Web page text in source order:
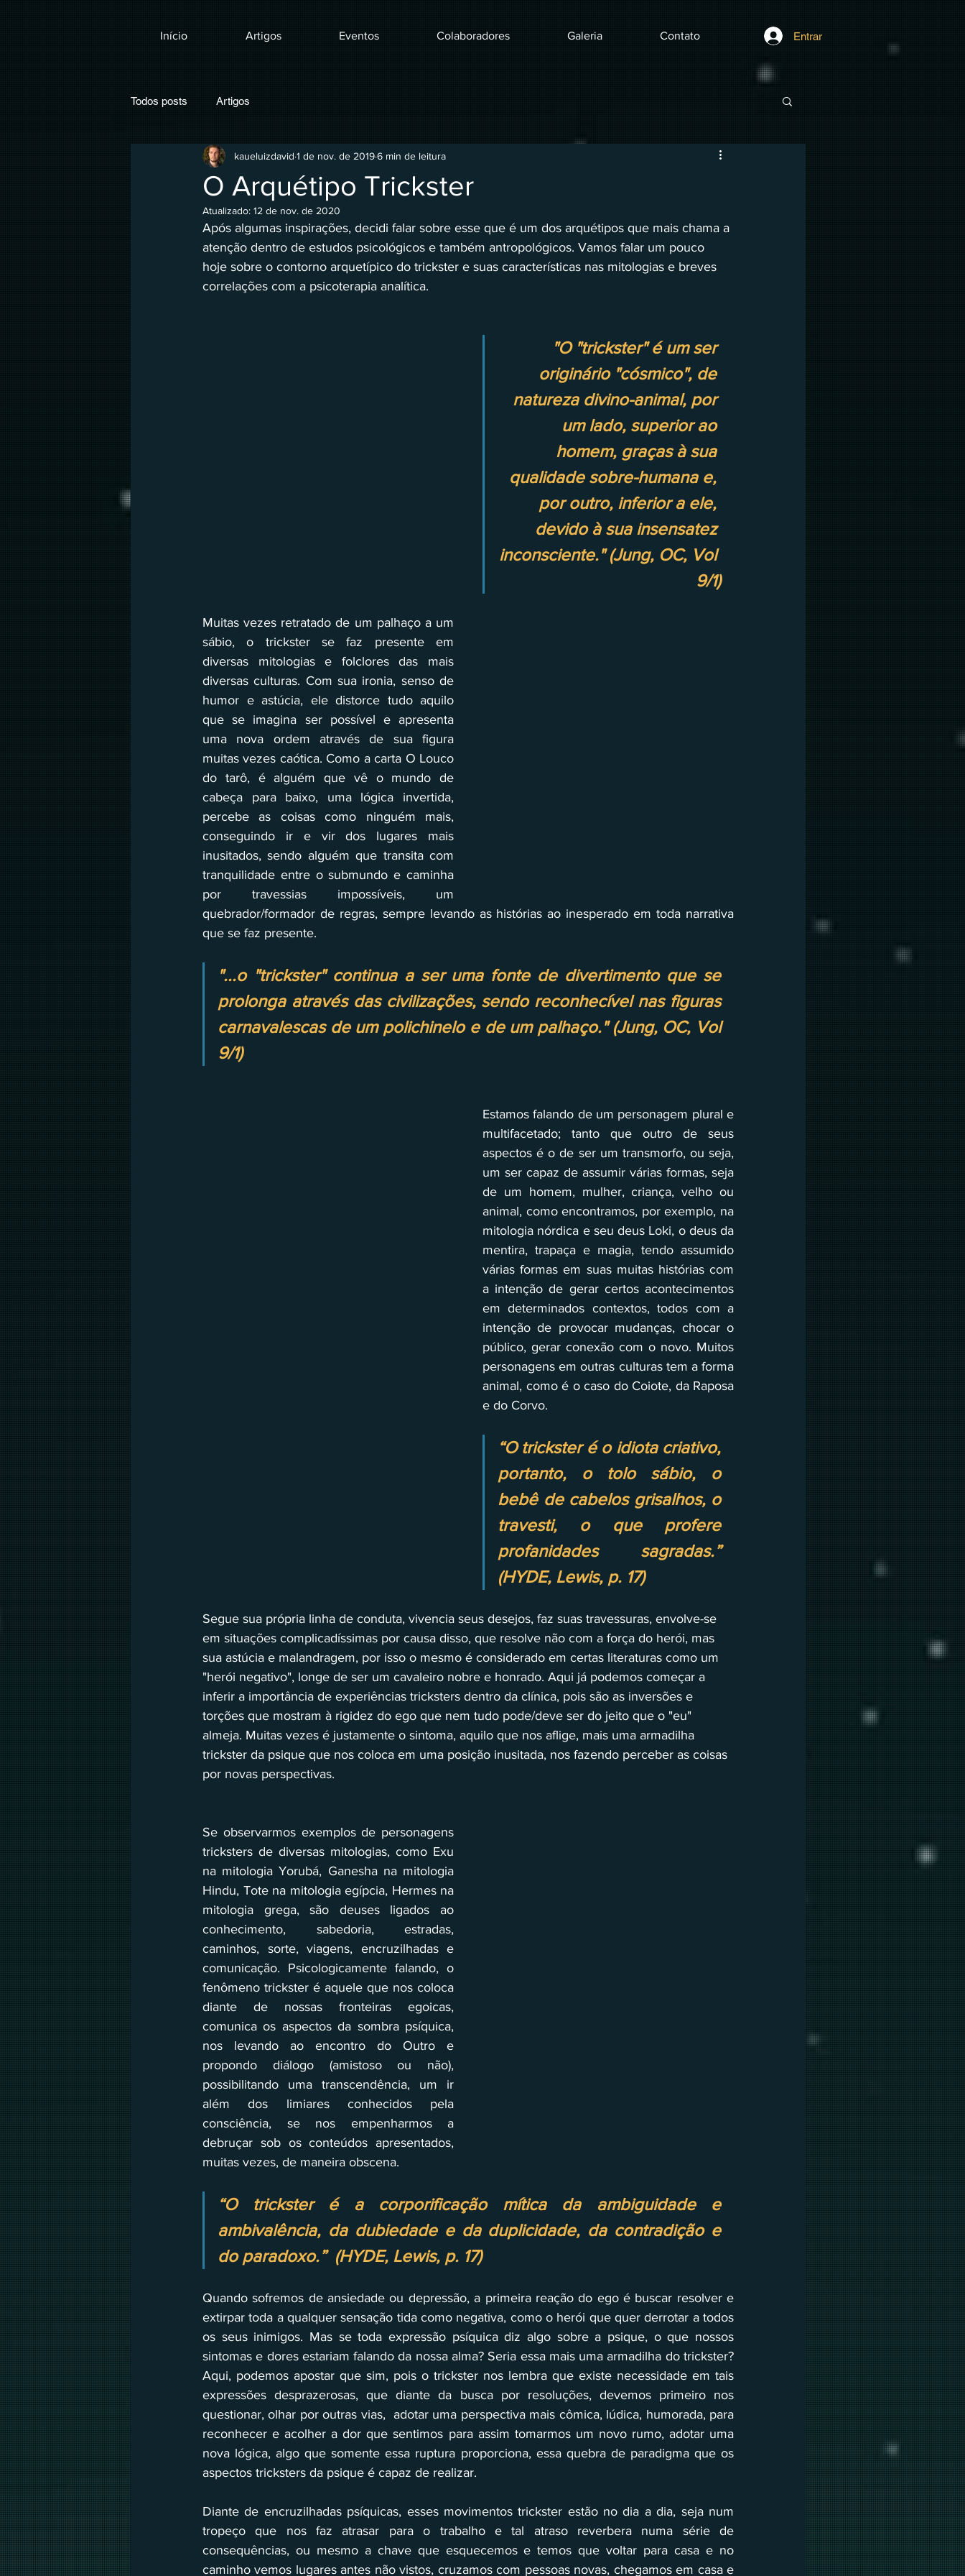
Início Artigos Eventos Colaboradores Galeria Contato Entrar
Todos posts Artigos
O Arquétipo Trickster
kaueluizdavid 1 de nov. de 20196 min de leitura
Atualizado: 12 de nov. de 2020
Após algumas inspirações, decidi falar sobre esse que é um dos arquétipos que mais chama a
atenção dentro de estudos psicológicos e também antropológicos. Vamos falar um pouco
hoje sobre o contorno arquetípico do trickster e suas características nas mitologias e breves
correlações com a psicoterapia analítica.
"O "trickster" é um ser
originário "cósmico", de
natureza divino-animal, por
um lado, superior ao
homem, graças à sua
qualidade sobre-humana e,
por outro, inferior a ele,
devido à sua insensatez
inconsciente." (Jung, OC, Vol
9/1)
Muitas vezes retratado de um palhaço a um
sábio, o trickster se faz presente em
diversas mitologias e folclores das mais
diversas culturas. Com sua ironia, senso de
humor e astúcia, ele distorce tudo aquilo
que se imagina ser possível e apresenta
uma nova ordem através de sua figura
muitas vezes caótica. Como a carta O Louco
do tarô, é alguém que vê o mundo de
cabeça para baixo, uma lógica invertida,
percebe as coisas como ninguém mais,
conseguindo ir e vir dos lugares mais
inusitados, sendo alguém que transita com
tranquilidade entre o submundo e caminha
por travessias impossíveis, um
quebrador/formador de regras, sempre levando as histórias ao inesperado em toda narrativa
que se faz presente.
"...o "trickster" continua a ser uma fonte de divertimento que se
prolonga através das civilizações, sendo reconhecível nas figuras
carnavalescas de um polichinelo e de um palhaço." (Jung, OC, Vol
9/1)
Estamos falando de um personagem plural e
multifacetado; tanto que outro de seus
aspectos é o de ser um transmorfo, ou seja,
um ser capaz de assumir várias formas, seja
de um homem, mulher, criança, velho ou
animal, como encontramos, por exemplo, na
mitologia nórdica e seu deus Loki, o deus da
mentira, trapaça e magia, tendo assumido
várias formas em suas muitas histórias com
a intenção de gerar certos acontecimentos
em determinados contextos, todos com a
intenção de provocar mudanças, chocar o
público, gerar conexão com o novo. Muitos
personagens em outras culturas tem a forma
animal, como é o caso do Coiote, da Raposa
e do Corvo.
“O trickster é o idiota criativo,
portanto, o tolo sábio, o
bebê de cabelos grisalhos, o
travesti, o que profere
profanidades sagradas.”
(HYDE, Lewis, p. 17)
Segue sua própria linha de conduta, vivencia seus desejos, faz suas travessuras, envolve-se
em situações complicadíssimas por causa disso, que resolve não com a força do herói, mas
sua astúcia e malandragem, por isso o mesmo é considerado em certas literaturas como um
"herói negativo", longe de ser um cavaleiro nobre e honrado. Aqui já podemos começar a
inferir a importância de experiências tricksters dentro da clínica, pois são as inversões e
torções que mostram à rigidez do ego que nem tudo pode/deve ser do jeito que o "eu"
almeja. Muitas vezes é justamente o sintoma, aquilo que nos aflige, mais uma armadilha
trickster da psique que nos coloca em uma posição inusitada, nos fazendo perceber as coisas
por novas perspectivas.
Se observarmos exemplos de personagens
tricksters de diversas mitologias, como Exu
na mitologia Yorubá, Ganesha na mitologia
Hindu, Tote na mitologia egípcia, Hermes na
mitologia grega, são deuses ligados ao
conhecimento, sabedoria, estradas,
caminhos, sorte, viagens, encruzilhadas e
comunicação. Psicologicamente falando, o
fenômeno trickster é aquele que nos coloca
diante de nossas fronteiras egoicas,
comunica os aspectos da sombra psíquica,
nos levando ao encontro do Outro e
propondo diálogo (amistoso ou não),
possibilitando uma transcendência, um ir
além dos limiares conhecidos pela
consciência, se nos empenharmos a
debruçar sob os conteúdos apresentados,
muitas vezes, de maneira obscena.
“O trickster é a corporificação mítica da ambiguidade e
ambivalência, da dubiedade e da duplicidade, da contradição e
do paradoxo.”  (HYDE, Lewis, p. 17)
Quando sofremos de ansiedade ou depressão, a primeira reação do ego é buscar resolver e
extirpar toda a qualquer sensação tida como negativa, como o herói que quer derrotar a todos
os seus inimigos. Mas se toda expressão psíquica diz algo sobre a psique, o que nossos
sintomas e dores estariam falando da nossa alma? Seria essa mais uma armadilha do trickster?
Aqui, podemos apostar que sim, pois o trickster nos lembra que existe necessidade em tais
expressões desprazerosas, que diante da busca por resoluções, devemos primeiro nos
questionar, olhar por outras vias,  adotar uma perspectiva mais cômica, lúdica, humorada, para
reconhecer e acolher a dor que sentimos para assim tomarmos um novo rumo, adotar uma
nova lógica, algo que somente essa ruptura proporciona, essa quebra de paradigma que os
aspectos tricksters da psique é capaz de realizar.
Diante de encruzilhadas psíquicas, esses movimentos trickster estão no dia a dia, seja num
tropeço que nos faz atrasar para o trabalho e tal atraso reverbera numa série de
consequências, ou mesmo a chave que esquecemos e temos que voltar para casa e no
caminho vemos lugares antes não vistos, cruzamos com pessoas novas, chegamos em casa e